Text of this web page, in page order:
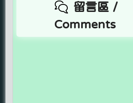
留言區 /
Comments